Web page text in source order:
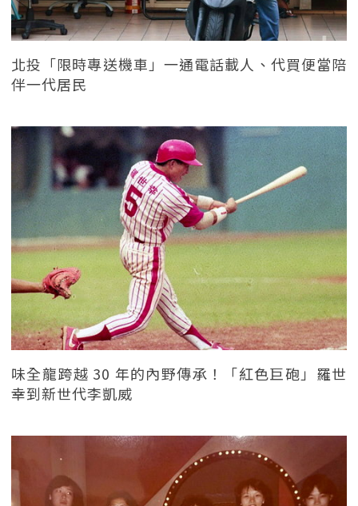
北投「限時專送機車」一通電話載人、代買便當陪
伴一代居民
味全龍跨越 30 年的內野傳承！「紅色巨砲」羅世
幸到新世代李凱威